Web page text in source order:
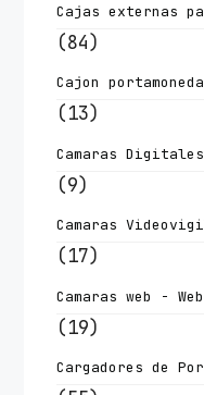
Cajas externas
(84)
Cajon
(13)
Camaras Digitales
(9)
Camaras
(17)
Camaras web -
(19)
Cargadores de